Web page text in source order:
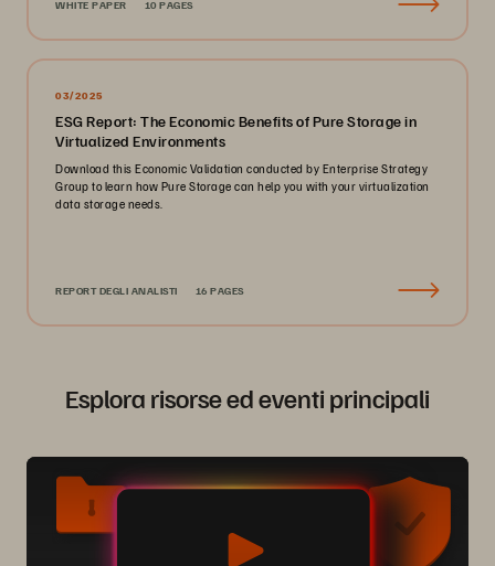
WHITE PAPER 10 PAGES
03/2025
ESG Report: The Economic Benefits of Pure Storage in
Virtualized Environments
Download this Economic Validation conducted by Enterprise Strategy
Group to learn how Pure Storage can help you with your virtualization
data storage needs.
REPORT DEGLI ANALISTI 16 PAGES
Esplora risorse ed eventi principali